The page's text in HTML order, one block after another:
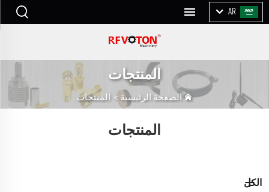
AR
المنتجات
الصفحة الرئيسية > المنتجات
المنتجات
الكل